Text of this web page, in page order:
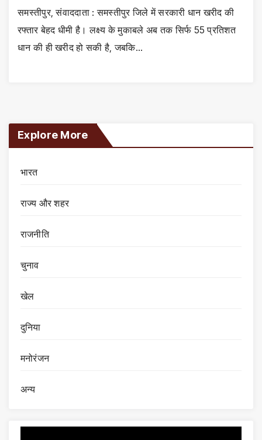
समस्तीपुर, संवाददाता : समस्तीपुर जिले में सरकारी धान खरीद की
रफ्तार बेहद धीमी है। लक्ष्य के मुकाबले अब तक सिर्फ 55 प्रतिशत
धान की ही खरीद हो सकी है, जबकि…
Explore More
भारत
राज्य और शहर
राजनीति
चुनाव
खेल
दुनिया
मनोरंजन
अन्य